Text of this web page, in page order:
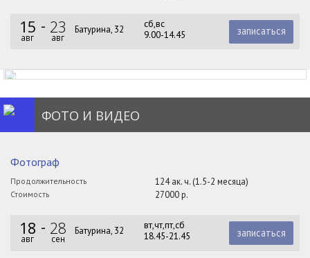
15
авг
23
авг
Батурина, 32
сб,вс
9.00-14.45
записаться
ФОТО И ВИДЕО
Фотограф
Продолжительность 124 ак. ч. (1.5-2 месяца)
Стоимость 27000 р.
18
авг
28
сен
Батурина, 32
вт,чт,пт,сб
18.45-21.45
записаться